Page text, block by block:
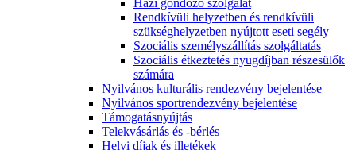
Házi gondozó szolgálat
Rendkívüli helyzetben és rendkívüli
szükséghelyzetben nyújtott eseti segély
Szociális személyszállítás szolgáltatás
Szociális étkeztetés nyugdíjban részesülők
számára
Nyilvános kulturális rendezvény bejelentése
Nyilvános sportrendezvény bejelentése
Támogatásnyújtás
Telekvásárlás és -bérlés
Helyi díjak és illetékek